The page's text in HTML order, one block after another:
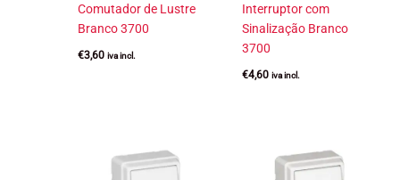
Comutador de Lustre
Branco 3700
€3,60 iva incl.
Interruptor com
Sinalização Branco
3700
€4,60 iva incl.